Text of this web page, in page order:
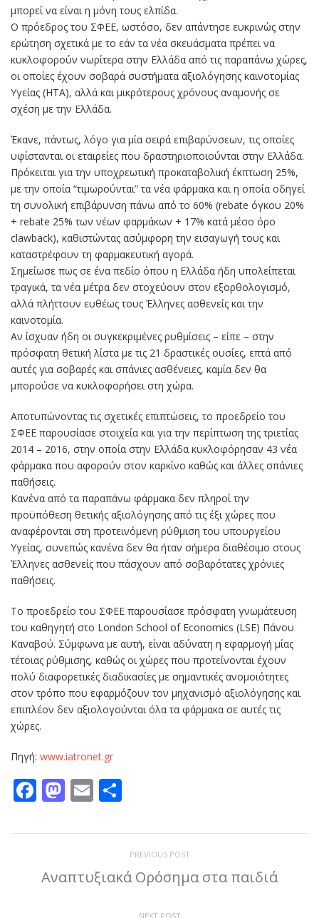
μπορεί να είναι η μόνη τους ελπίδα.
Ο πρόεδρος του ΣΦΕΕ, ωστόσο, δεν απάντησε ευκρινώς στην
ερώτηση σχετικά με το εάν τα νέα σκευάσματα πρέπει να
κυκλοφορούν νωρίτερα στην Ελλάδα από τις παραπάνω χώρες,
οι οποίες έχουν σοβαρά συστήματα αξιολόγησης καινοτομίας
Υγείας (ΗΤΑ), αλλά και μικρότερους χρόνους αναμονής σε
σχέση με την Ελλάδα.
Έκανε, πάντως, λόγο για μία σειρά επιβαρύνσεων, τις οποίες
υφίστανται οι εταιρείες που δραστηριοποιούνται στην Ελλάδα.
Πρόκειται για την υποχρεωτική προκαταβολική έκπτωση 25%,
με την οποία “τιμωρούνται” τα νέα φάρμακα και η οποία οδηγεί
τη συνολική επιβάρυνση πάνω από το 60% (rebate όγκου 20%
+ rebate 25% των νέων φαρμάκων + 17% κατά μέσο όρο
clawback), καθιστώντας ασύμφορη την εισαγωγή τους και
καταστρέφουν τη φαρμακευτική αγορά.
Σημείωσε πως σε ένα πεδίο όπου η Ελλάδα ήδη υπολείπεται
τραγικά, τα νέα μέτρα δεν στοχεύουν στον εξορθολογισμό,
αλλά πλήττουν ευθέως τους Έλληνες ασθενείς και την
καινοτομία.
Αν ίσχυαν ήδη οι συγκεκριμένες ρυθμίσεις – είπε – στην
πρόσφατη θετική λίστα με τις 21 δραστικές ουσίες, επτά από
αυτές για σοβαρές και σπάνιες ασθένειες, καμία δεν θα
μπορούσε να κυκλοφορήσει στη χώρα.
Αποτυπώνοντας τις σχετικές επιπτώσεις, το προεδρείο του
ΣΦΕΕ παρουσίασε στοιχεία και για την περίπτωση της τριετίας
2014 – 2016, στην οποία στην Ελλάδα κυκλοφόρησαν 43 νέα
φάρμακα που αφορούν στον καρκίνο καθώς και άλλες σπάνιες
παθήσεις.
Κανένα από τα παραπάνω φάρμακα δεν πληροί την
προϋπόθεση θετικής αξιολόγησης από τις έξι χώρες που
αναφέρονται στη προτεινόμενη ρύθμιση του υπουργείου
Υγείας, συνεπώς κανένα δεν θα ήταν σήμερα διαθέσιμο στους
Έλληνες ασθενείς που πάσχουν από σοβαρότατες χρόνιες
παθήσεις.
Το προεδρείο του ΣΦΕΕ παρουσίασε πρόσφατη γνωμάτευση
του καθηγητή στο London School of Economics (LSE) Πάνου
Καναβού. Σύμφωνα με αυτή, είναι αδύνατη η εφαρμογή μίας
τέτοιας ρύθμισης, καθώς οι χώρες που προτείνονται έχουν
πολύ διαφορετικές διαδικασίες με σημαντικές ανομοιότητες
στον τρόπο που εφαρμόζουν τον μηχανισμό αξιολόγησης και
επιπλέον δεν αξιολογούνται όλα τα φάρμακα σε αυτές τις
χώρες.
Πηγή: www.iatronet.gr
Facebook
Mastodon
Email
PREVIOUS POST
Αναπτυξιακά Ορόσημα στα παιδιά
NEXT POST